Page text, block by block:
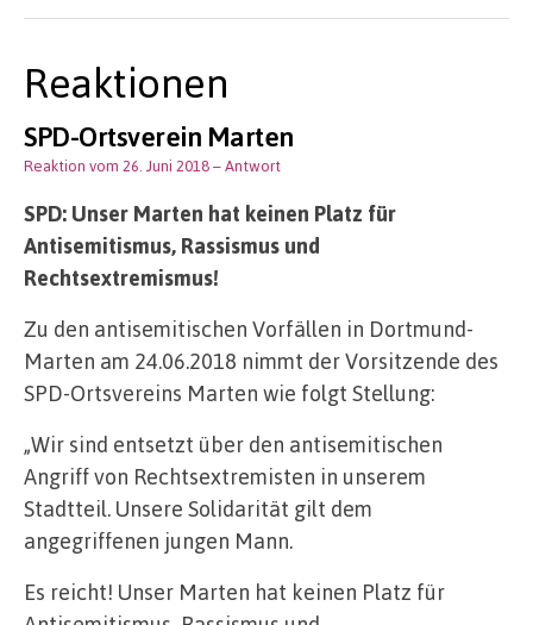
Reaktionen
SPD-Ortsverein Marten
Reaktion vom 26. Juni 2018– Antwort
SPD: Unser Marten hat keinen Platz für
Antisemitismus, Rassismus und
Rechtsextremismus!
Zu den antisemitischen Vorfällen in Dortmund-
Marten am 24.06.2018 nimmt der Vorsitzende des
SPD-Ortsvereins Marten wie folgt Stellung:
„Wir sind entsetzt über den antisemitischen
Angriff von Rechtsextremisten in unserem
Stadtteil. Unsere Solidarität gilt dem
angegriffenen jungen Mann.
Es reicht! Unser Marten hat keinen Platz für